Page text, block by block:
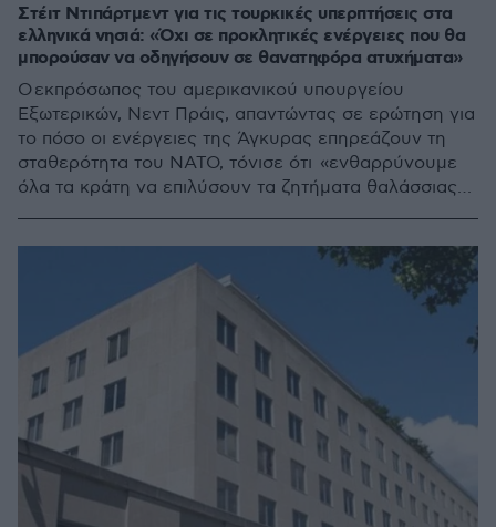
Στέιτ Ντιπάρτμεντ για τις τουρκικές υπερπτήσεις στα
ελληνικά νησιά: «Όχι σε προκλητικές ενέργειες που θα
μπορούσαν να οδηγήσουν σε θανατηφόρα ατυχήματα»
Ο εκπρόσωπος του αμερικανικού υπουργείου
Εξωτερικών, Νεντ Πράις, απαντώντας σε ερώτηση για
το πόσο οι ενέργειες της Άγκυρας επηρεάζουν τη
σταθερότητα του ΝΑΤΟ, τόνισε ότι «ενθαρρύνουμε
όλα τα κράτη να επιλύσουν τα ζητήματα θαλάσσιας